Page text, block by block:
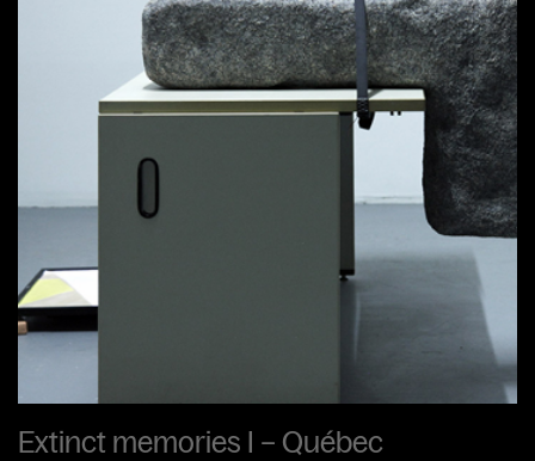
Extinct memories I – Québec